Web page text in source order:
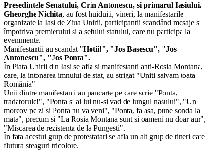
Presedintele Senatului, Crin Antonescu, si primarul Iasiului,
Gheorghe Nichita, au fost huiduiti, vineri, la manifestarile
organizate la Iasi de Ziua Unirii, participantii scandând mesaje si
împotriva premierului si a sefului statului, care nu participa la
evenimente.
Manifestantii au scandat "Hotii!", "Jos Basescu", "Jos
Antonescu", "Jos Ponta".
În Piata Unirii din Iasi se afla si manifestanti anti-Rosia Montana,
care, la intonarea imnului de stat, au strigat "Uniti salvam toata
România".
Unii dintre manifestanti au pancarte pe care scrie "Ponta,
tradatorule!", "Ponta si ai lui nu-si vad de lungul nasului", "Un
morcov pe zi si Ponta nu va veni", "Ponta, fa asa, pune sonda la
mata", precum si "La Rosia Montana sunt si oameni nu doar aur",
"Miscarea de rezistenta de la Pungesti".
În fata acestui grup de protestatari se afla un alt grup de tineri care
flutura steaguri tricolore.